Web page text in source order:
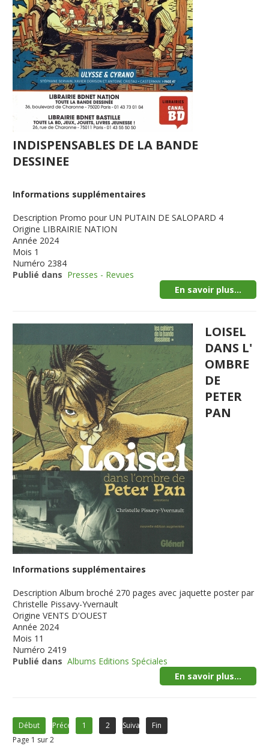
INDISPENSABLES DE LA BANDE
DESSINEE
Informations supplémentaires
Description Promo pour UN PUTAIN DE SALOPARD 4
Origine LIBRAIRIE NATION
Année 2024
Mois 1
Numéro 2384
Publié dans Presses - Revues
En savoir plus...
LOISEL
DANS L'
OMBRE
DE
PETER
PAN
Informations supplémentaires
Description Album broché 270 pages avec jaquette poster par
Christelle Pissavy-Yvernault
Origine VENTS D'OUEST
Année 2024
Mois 11
Numéro 2419
Publié dans Albums Editions Spéciales
En savoir plus...
Début Précédent1 2 Suivant
Fin
Page 1 sur 2